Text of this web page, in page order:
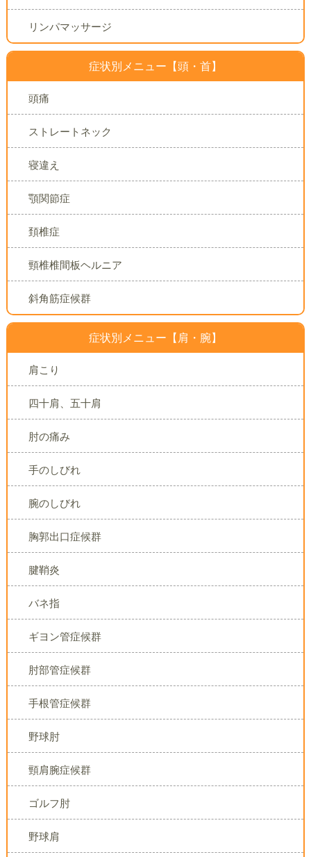
リンパマッサージ
症状別メニュー【頭・首】
頭痛
ストレートネック
寝違え
顎関節症
頚椎症
頸椎椎間板ヘルニア
斜角筋症候群
症状別メニュー【肩・腕】
肩こり
四十肩、五十肩
肘の痛み
手のしびれ
腕のしびれ
胸郭出口症候群
腱鞘炎
バネ指
ギヨン管症候群
肘部管症候群
手根管症候群
野球肘
頸肩腕症候群
ゴルフ肘
野球肩